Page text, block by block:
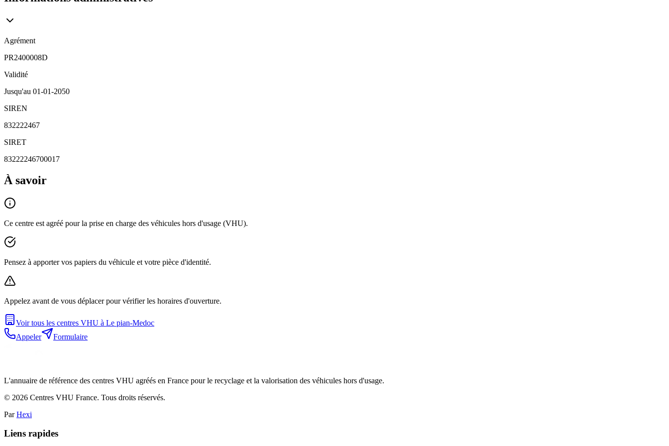
Agrément
PR2400008D
Validité
Jusqu'au 01-01-2050
SIREN
832222467
SIRET
83222246700017
À savoir
Ce centre est agréé pour la prise en charge des véhicules hors d'usage (VHU).
Pensez à apporter vos papiers du véhicule et votre pièce d'identité.
Appelez avant de vous déplacer pour vérifier les horaires d'ouverture.
Voir tous les centres VHU à Le pian-Medoc
Appeler
Formulaire
L'annuaire de référence des centres VHU agréés en France pour le recyclage et la valorisation des véhicules hors d'usage.
© 2026 Centres VHU France. Tous droits réservés.
Par Hexi
Liens rapides